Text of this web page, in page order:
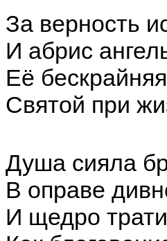
За верность
И абрис
Её
Святой при
Душа сияла
В оправе
И щедро